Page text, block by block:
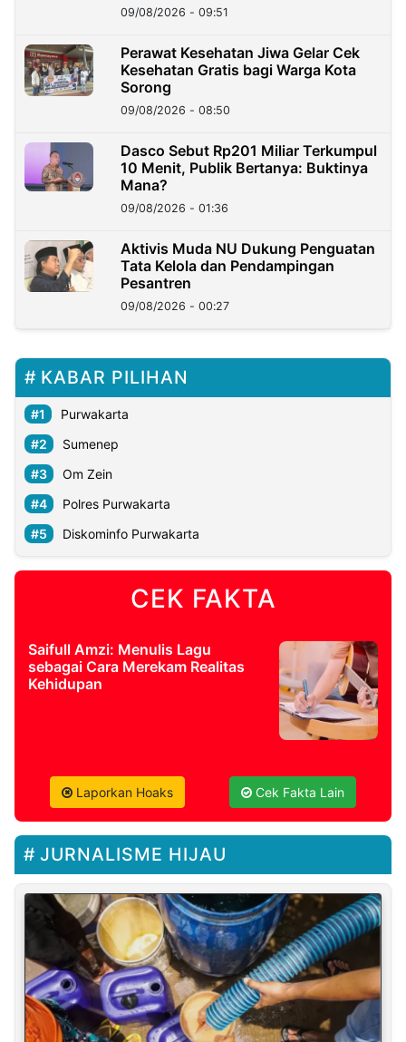
09/08/2026 - 09:51
Perawat Kesehatan Jiwa Gelar Cek
Kesehatan Gratis bagi Warga Kota
Sorong
09/08/2026 - 08:50
Dasco Sebut Rp201 Miliar Terkumpul
10 Menit, Publik Bertanya: Buktinya
Mana?
09/08/2026 - 01:36
Aktivis Muda NU Dukung Penguatan
Tata Kelola dan Pendampingan
Pesantren
09/08/2026 - 00:27
KABAR PILIHAN
Purwakarta
Sumenep
Om Zein
Polres Purwakarta
Diskominfo Purwakarta
CEK FAKTA
Saifull Amzi: Menulis Lagu
sebagai Cara Merekam Realitas
Kehidupan
Laporkan Hoaks Cek Fakta Lain
JURNALISME HIJAU